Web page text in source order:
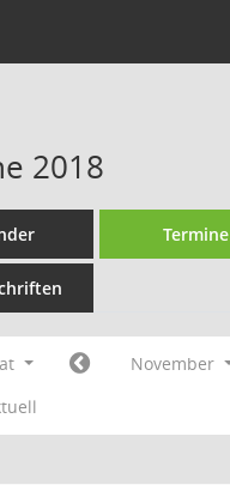
Feed
2018
Termine
November